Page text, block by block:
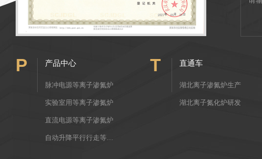
P 产品中心
脉冲电源等离子渗氮炉
实验室用等离子渗氮炉
直流电源等离子渗氮炉
T 直通车
湖北离子渗氮炉生产
湖北离子氮化炉研发